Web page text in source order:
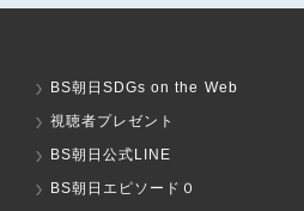
BS朝日SDGs on the Web
視聴者プレゼント
BS朝日公式LINE
BS朝日エピソード０